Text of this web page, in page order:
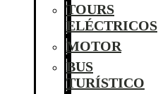
TOURS
ELÉCTRICOS
MOTOR
BUS
TURÍSTICO